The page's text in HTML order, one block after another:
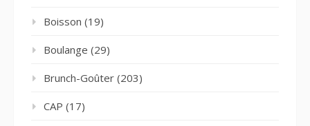
Boisson (19)
Boulange (29)
Brunch-Goûter (203)
CAP (17)